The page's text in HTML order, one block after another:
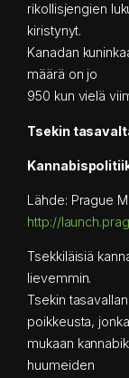
rikollisjengien
kiristynyt.
Kanadan
määrä on jo
950 kun vielä
Tsekin
Lähde: Prague
http://
Tsekkiläisiä
lievemmin.
Tsekin
poikkeusta, jonka
mukaan
huumeiden